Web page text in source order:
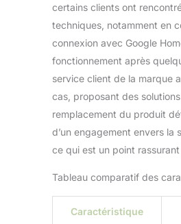
le
certains clients ont
techniques, notamment en
connexion avec Google
fonctionnement après
service client de la marque
cas, proposant des
remplacement du produit
d’un engagement envers la
ce qui est un point rassurant
Tableau comparatif des
Caractéristique